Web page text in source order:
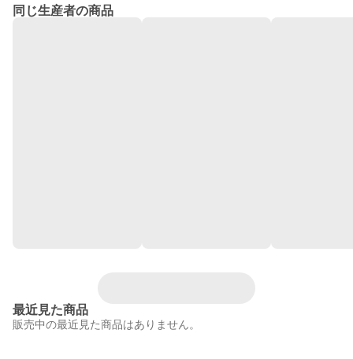
同じ生産者の商品
最近見た商品
販売中の最近見た商品はありません。